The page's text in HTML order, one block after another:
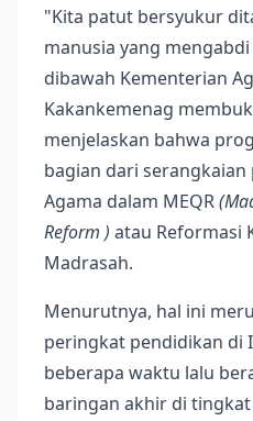
"Kita patut bersyukur
manusia yang
dibawah Kementerian
Kakankemenag
menjelaskan bahwa
bagian dari
Agama dalam MEQR
Reform ) atau Reformasi
Madrasah.
Menurutnya, hal ini
peringkat pendidikan di
beberapa waktu lalu
baringan akhir di tingkat